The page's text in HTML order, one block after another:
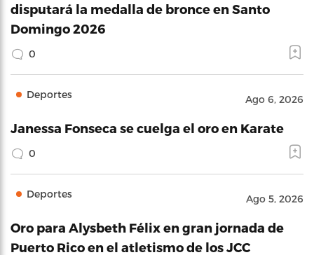
disputará la medalla de bronce en Santo
Domingo 2026
0
Deportes Ago 6, 2026
Janessa Fonseca se cuelga el oro en Karate
0
Deportes Ago 5, 2026
Oro para Alysbeth Félix en gran jornada de
Puerto Rico en el atletismo de los JCC